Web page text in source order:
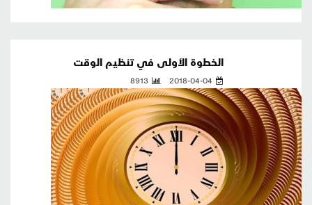
الخطوة الأولى في تنظيم الوقت
2018-04-04
8913